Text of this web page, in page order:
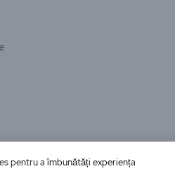
pentru a îmbunătăți experiența